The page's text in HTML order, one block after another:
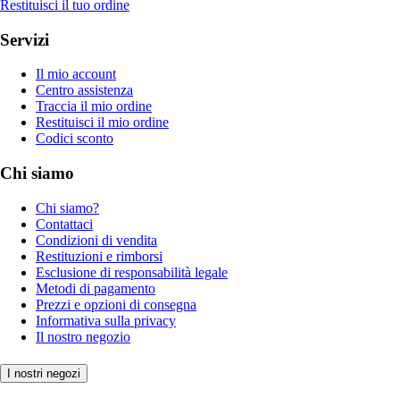
Restituisci il tuo ordine
Servizi
Il mio account
Centro assistenza
Traccia il mio ordine
Restituisci il mio ordine
Codici sconto
Chi siamo
Chi siamo?
Contattaci
Condizioni di vendita
Restituzioni e rimborsi
Esclusione di responsabilità legale
Metodi di pagamento
Prezzi e opzioni di consegna
Informativa sulla privacy
Il nostro negozio
I nostri negozi